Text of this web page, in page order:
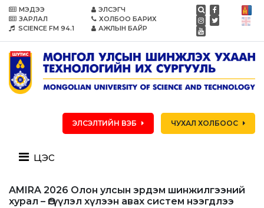
МЭДЭЭ
ЗАРЛАЛ
SCIENCE FM 94.1
ЭЛСЭГЧ
ХОЛБОО БАРИХ
АЖЛЫН БАЙР
ЭЛСЭЛТИЙН ВЭБ ЧУХАЛ ХОЛБООС
цэс
AMIRA 2026 Олон улсын эрдэм шинжилгээний
хурал – Өгүүлэл хүлээн авах систем нээгдлээ